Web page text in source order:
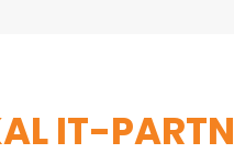
IT-